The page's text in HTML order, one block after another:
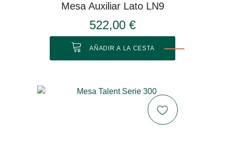
Mesa Auxiliar Lato LN9
522,00 €
AÑADIR A LA CESTA